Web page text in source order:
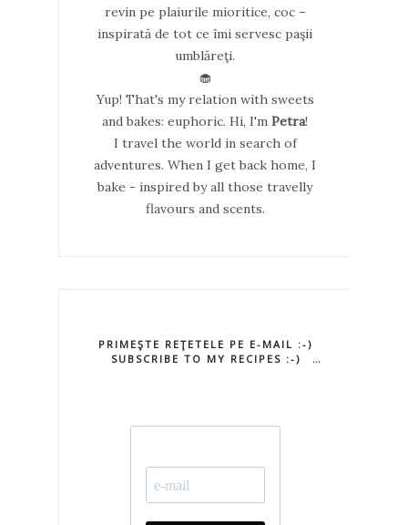
revin pe plaiurile mioritice, coc –
inspirată de tot ce îmi servesc paşii
umblăreţi.
🧁
Yup! That's my relation with sweets
and bakes: euphoric. Hi, I'm Petra!
I travel the world in search of
adventures. When I get back home, I
bake - inspired by all those travelly
flavours and scents.
PRIMEŞTE REŢETELE PE E-MAIL :-)
SUBSCRIBE TO MY RECIPES :-)